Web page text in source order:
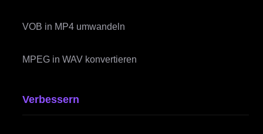
VOB in MP4 umwandeln
MPEG in WAV konvertieren
Verbessern